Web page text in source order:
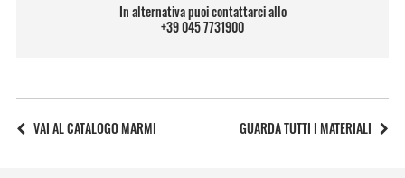
In alternativa puoi contattarci allo
+39 045 7731900
VAI AL CATALOGO MARMI GUARDA TUTTI I MATERIALI